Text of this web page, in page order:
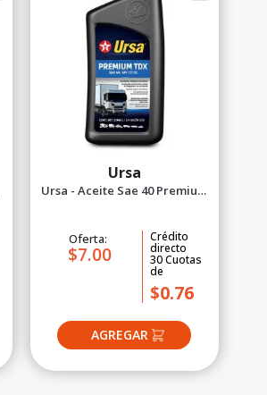
Ursa
Ursa - Aceite Sae 40 Premium
Oferta:
$7.00
Crédito
directo
30Cuotas
de
$0.76